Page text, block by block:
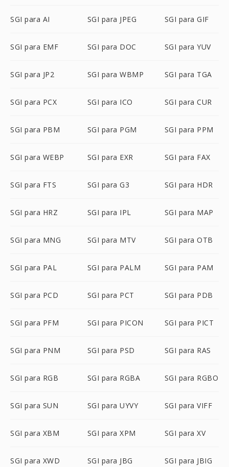
SGI para AI SGI para JPEG SGI para GIF
SGI para EMF SGI para DOC SGI para YUV
SGI para JP2 SGI para WBMP SGI para TGA
SGI para PCX SGI para ICO SGI para CUR
SGI para PBM SGI para PGM SGI para PPM
SGI para WEBP SGI para EXR SGI para FAX
SGI para FTS SGI para G3 SGI para HDR
SGI para HRZ SGI para IPL SGI para MAP
SGI para MNG SGI para MTV SGI para OTB
SGI para PAL SGI para PALM SGI para PAM
SGI para PCD SGI para PCT SGI para PDB
SGI para PFM SGI para PICON SGI para PICT
SGI para PNM SGI para PSD SGI para RAS
SGI para RGB SGI para RGBA SGI para RGBO
SGI para SUN SGI para UYVY SGI para VIFF
SGI para XBM SGI para XPM SGI para XV
SGI para XWD SGI para JBG SGI para JBIG